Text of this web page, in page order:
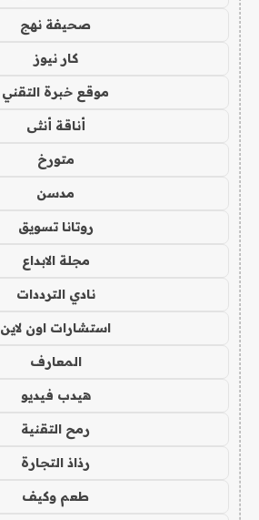
صحيفة نهج
كار نيوز
موقع خبرة التقني
أناقة أنثى
متورخ
مدسن
روتانا تسويق
مجلة الابداع
نادي الترددات
استشارات اون لاين
المعارف
هيدب فيديو
رمح التقنية
رذاذ التجارة
طعم وكيف